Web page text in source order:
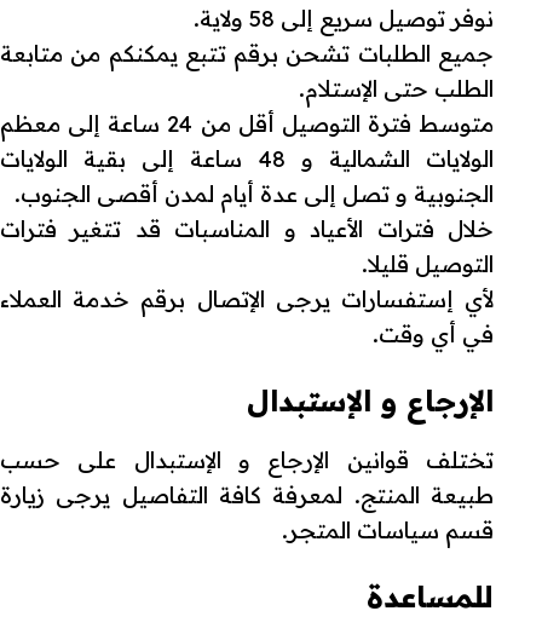
نوفر توصيل سريع إلى 58 ولاية.
جميع الطلبات تشحن برقم تتبع يمكنكم من متابعة
الطلب حتى الإستلام.
متوسط فترة التوصيل أقل من 24 ساعة إلى معظم
الولايات الشمالية و 48 ساعة إلى بقية الولايات
الجنوبية و تصل إلى عدة أيام لمدن أقصى الجنوب.
خلال فترات الأعياد و المناسبات قد تتغير فترات
التوصيل قليلا.
لأي إستفسارات يرجى الإتصال برقم خدمة العملاء
في أي وقت.
الإرجاع و الإستبدال
تختلف قوانين الإرجاع و الإستبدال على حسب
طبيعة المنتج. لمعرفة كافة التفاصيل يرجى زيارة
قسم سياسات المتجر.
للمساعدة